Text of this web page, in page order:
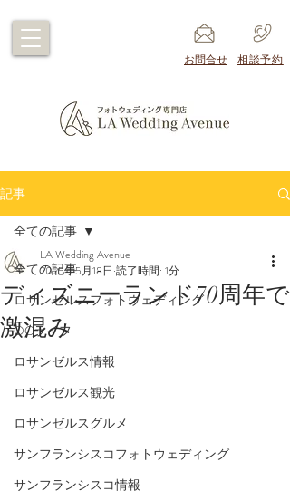
​お問合せ ​相談予約
記事
全ての記事
ロサンゼルスフォトウェディング
OCライフ
ロサンゼルス情報
ロサンゼルス観光
ロサンゼルスグルメ
サンフランシスコフォトウェディング
サンフランシスコ情報
全ての記事
ディズニーランド70周年で
激混み
LA Wedding Avenue
2025年5月18日 読了時間: 1分